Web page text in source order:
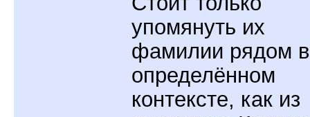
упомянуть их
фамилии рядом в
определённом
контексте, как из